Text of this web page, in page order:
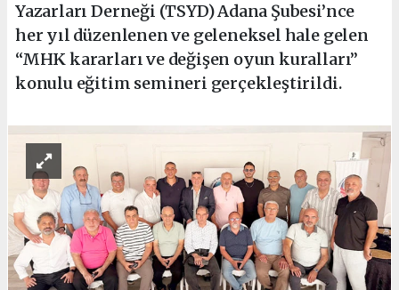
Yazarları Derneği (TSYD) Adana Şubesi’nce
her yıl düzenlenen ve geleneksel hale gelen
“MHK kararları ve değişen oyun kuralları”
konulu eğitim semineri gerçekleştirildi.